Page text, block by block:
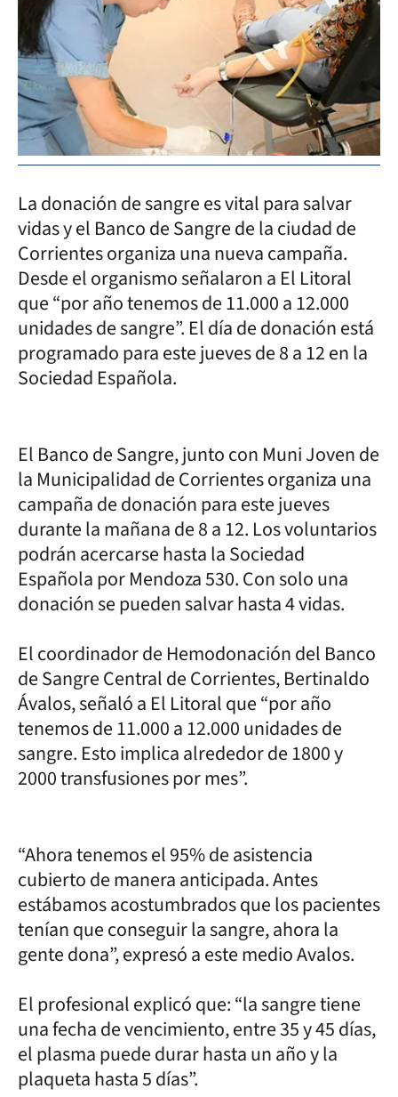
La donación de sangre es vital para salvar
vidas y el Banco de Sangre de la ciudad de
Corrientes organiza una nueva campaña.
Desde el organismo señalaron a El Litoral
que “por año tenemos de 11.000 a 12.000
unidades de sangre”. El día de donación está
programado para este jueves de 8 a 12 en la
Sociedad Española.
El Banco de Sangre, junto con Muni Joven de
la Municipalidad de Corrientes organiza una
campaña de donación para este jueves
durante la mañana de 8 a 12. Los voluntarios
podrán acercarse hasta la Sociedad
Española por Mendoza 530. Con solo una
donación se pueden salvar hasta 4 vidas.
El coordinador de Hemodonación del Banco
de Sangre Central de Corrientes, Bertinaldo
Ávalos, señaló a El Litoral que “por año
tenemos de 11.000 a 12.000 unidades de
sangre. Esto implica alrededor de 1800 y
2000 transfusiones por mes”.
“Ahora tenemos el 95% de asistencia
cubierto de manera anticipada. Antes
estábamos acostumbrados que los pacientes
tenían que conseguir la sangre, ahora la
gente dona”, expresó a este medio Avalos.
El profesional explicó que: “la sangre tiene
una fecha de vencimiento, entre 35 y 45 días,
el plasma puede durar hasta un año y la
plaqueta hasta 5 días”.